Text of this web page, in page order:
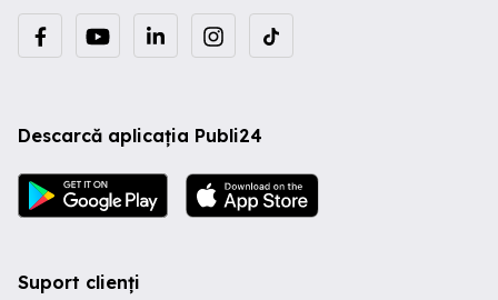
Descarcă aplicația Publi24
Suport clienți